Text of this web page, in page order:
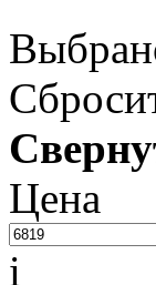
Цена
i